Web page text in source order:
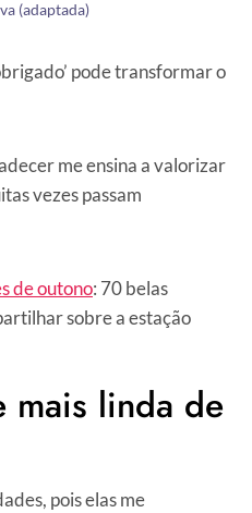
(adaptada)
pode transformar o
me ensina a valorizar
vezes passam
de outono: 70 belas
sobre a estação
mais linda de
pois elas me